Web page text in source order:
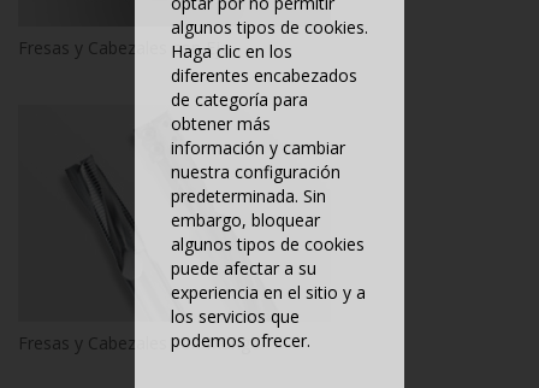
Fresas y Cabezales con Eje
Fresas y Cabezales con Mango
algunos tipos de cookies.
Haga clic en los
diferentes encabezados
de categoría para
obtener más
información y cambiar
nuestra configuración
predeterminada. Sin
embargo, bloquear
algunos tipos de cookies
puede afectar a su
experiencia en el sitio y a
los servicios que
podemos ofrecer.